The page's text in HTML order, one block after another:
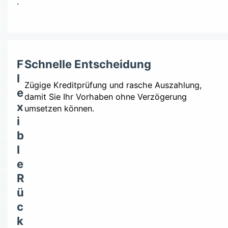
F
l
e
x
i
b
l
e
R
ü
c
k
Schnelle Entscheidung
Zügige Kreditprüfung und rasche Auszahlung,
damit Sie Ihr Vorhaben ohne Verzögerung
umsetzen können.